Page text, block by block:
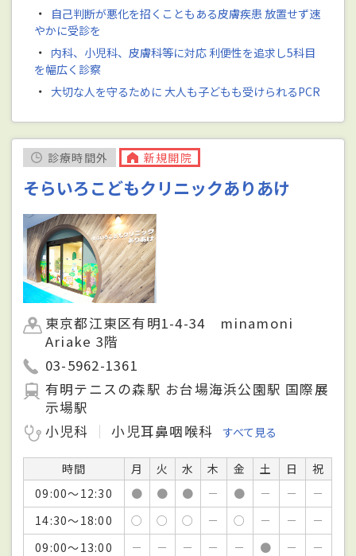
・
自己判断が悪化を招くこともある皮膚疾患 放置せず速
やかに受診を
・ 内科、小児科、皮膚科等に対応 利便性を追求し5科目
を幅広く診察
・ 大切な人を守るために 大人も子どもも受けられるPCR
診療時間外 新規開院
そらいろこどもクリニックありあけ
東京都江東区有明1-4-34 minamoni
Ariake 3階
03-5962-1361
有明テニスの森駅 お台場海浜公園駅 国際展
示場駅
小児科
小児耳鼻咽喉科 すべて見る
時間 月 火 水 木 金 土 日
祝
09:00～12:30
● ● ● － ● － －
－
14:30～18:00
○ ○ ○ － ○ － －
－
09:00～13:00
－ － － － － ● －
－